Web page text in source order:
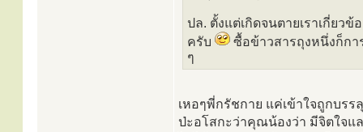
ปล. ตั้งแต่เกิดจนตายเราเกี่ยว
ครับ
ซื้อข้าวสารถุงหนึ่งก็กา
ๆ
เหอๆพี่กรัชกาย แค่เข้าใจถูกบร
ป่ะอโสกะว่าคุณน้องว่า มีจิตใจแ